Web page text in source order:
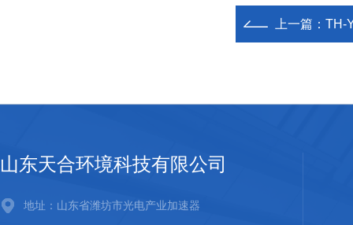
上一篇： TH-
山东天合环境科技有限公司
地址：山东省潍坊市光电产业加速器